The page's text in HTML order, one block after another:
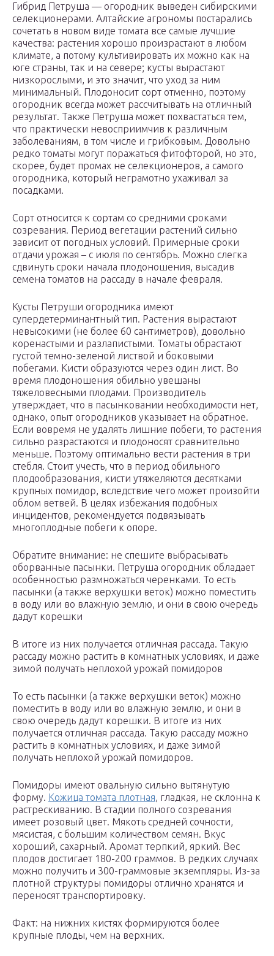
Гибрид Петруша — огородник выведен сибирскими
селекционерами. Алтайские агрономы постарались
сочетать в новом виде томата все самые лучшие
качества: растения хорошо произрастают в любом
климате, а потому культивировать их можно как на
юге страны, так и на севере; кусты вырастают
низкорослыми, и это значит, что уход за ним
минимальный. Плодоносит сорт отменно, поэтому
огородник всегда может рассчитывать на отличный
результат. Также Петруша может похвастаться тем,
что практически невосприимчив к различным
заболеваниям, в том числе и грибковым. Довольно
редко томаты могут поражаться фитофторой, но это,
скорее, будет промах не селекционеров, а самого
огородника, который неграмотно ухаживал за
посадками.
Сорт относится к сортам со средними сроками
созревания. Период вегетации растений сильно
зависит от погодных условий. Примерные сроки
отдачи урожая – с июля по сентябрь. Можно слегка
сдвинуть сроки начала плодоношения, высадив
семена томатов на рассаду в начале февраля.
Кусты Петруши огородника имеют
супердетерминантный тип. Растения вырастают
невысокими (не более 60 сантиметров), довольно
коренастыми и разлапистыми. Томаты обрастают
густой темно-зеленой листвой и боковыми
побегами. Кисти образуются через один лист. Во
время плодоношения обильно увешаны
тяжеловесными плодами. Производитель
утверждает, что в пасынковании необходимости нет,
однако, опыт огородников указывает на обратное.
Если вовремя не удалять лишние побеги, то растения
сильно разрастаются и плодоносят сравнительно
меньше. Поэтому оптимально вести растения в три
стебля. Стоит учесть, что в период обильного
плодообразования, кисти утяжеляются десятками
крупных помидор, вследствие чего может произойти
облом ветвей. В целях избежания подобных
инцидентов, рекомендуется подвязывать
многоплодные побеги к опоре.
Обратите внимание: не спешите выбрасывать
оборванные пасынки. Петруша огородник обладает
особенностью размножаться черенками. То есть
пасынки (а также верхушки веток) можно поместить
в воду или во влажную землю, и они в свою очередь
дадут корешки
В итоге из них получается отличная рассада. Такую
рассаду можно растить в комнатных условиях, и даже
зимой получать неплохой урожай помидоров
То есть пасынки (а также верхушки веток) можно
поместить в воду или во влажную землю, и они в
свою очередь дадут корешки. В итоге из них
получается отличная рассада. Такую рассаду можно
растить в комнатных условиях, и даже зимой
получать неплохой урожай помидоров.
Помидоры имеют овальную сильно вытянутую
форму. Кожица томата плотная, гладкая, не склонна к
растрескиванию. В стадии полного созревания
имеет розовый цвет. Мякоть средней сочности,
мясистая, с большим количеством семян. Вкус
хороший, сахарный. Аромат терпкий, яркий. Вес
плодов достигает 180-200 граммов. В редких случаях
можно получить и 300-граммовые экземпляры. Из-за
плотной структуры помидоры отлично хранятся и
переносят транспортировку.
Факт: на нижних кистях формируются более
крупные плоды, чем на верхних.